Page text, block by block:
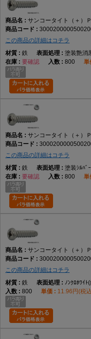
サンコータイト（＋）
この商品の詳細はコチラ
鉄
塗装艶消
要確認
800
サンコータイト（＋）
この商品の詳細はコチラ
鉄
塗装ｼﾙﾊﾞ
要確認
800
サンコータイト（＋）
この商品の詳細はコチラ
鉄
ﾉﾝｸﾛﾎﾜｲﾄ
800
11.96円(税